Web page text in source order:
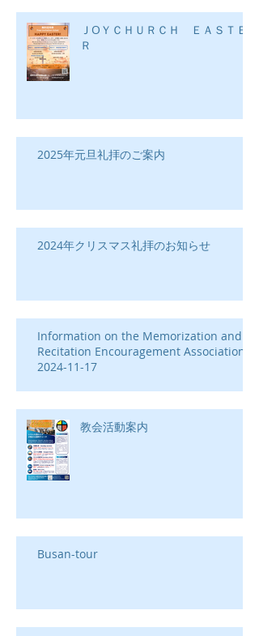
ＪOＹＣＨＵＲＣＨ ＥＡＳＴＥ
Ｒ
2025年元旦礼拝のご案内
2024年クリスマス礼拝のお知らせ
Information on the Memorization and
Recitation Encouragement Association-
2024-11-17
教会活動案内
Busan-tour